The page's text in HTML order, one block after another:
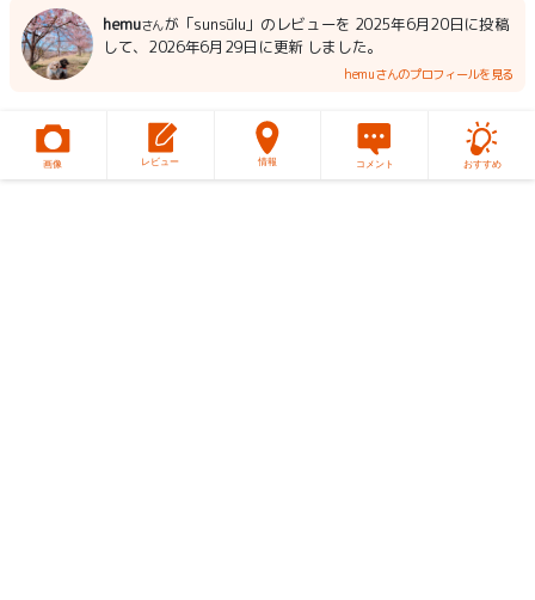
hemuさんが「sunsūlu」のレビューを 2025年6月20日に投稿
して、2026年6月29日に更新 しました。
hemuさんのプロフィールを見る
画像 レビュー 情報 コメント おすすめ